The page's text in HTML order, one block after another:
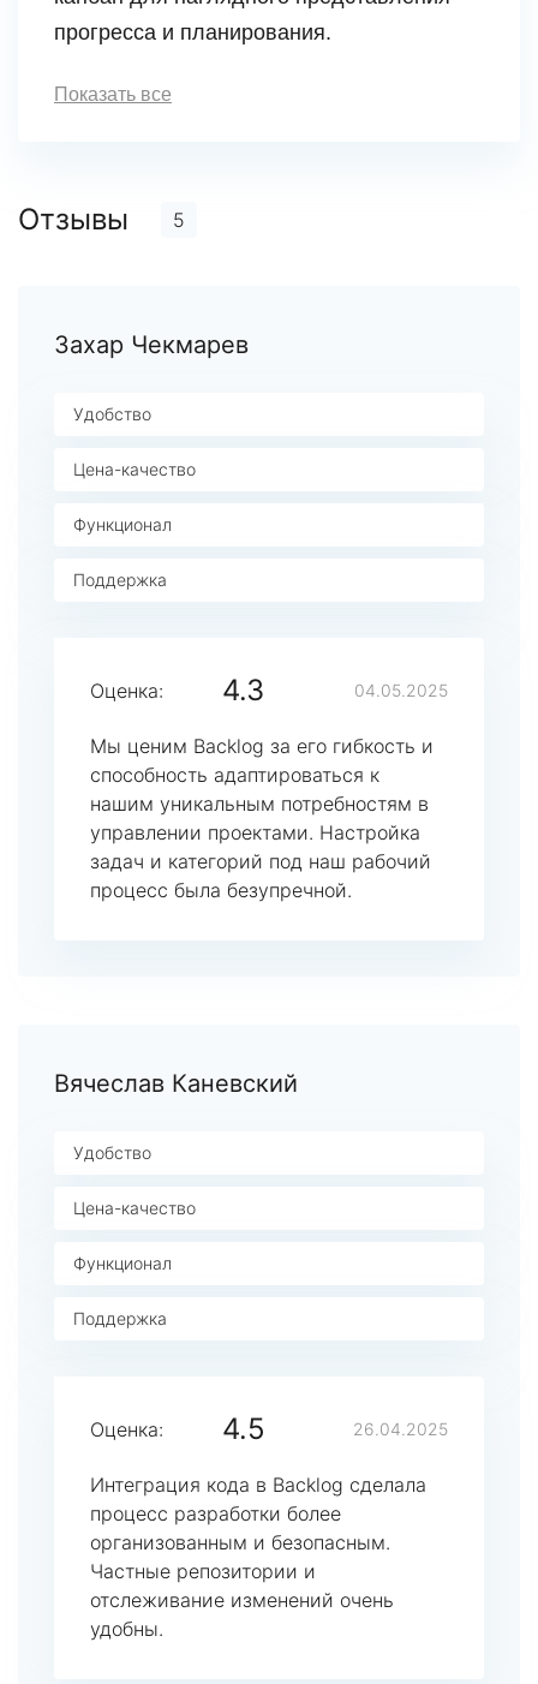
прогресса и планирования.
Показать все
Отзывы 5
Захар Чекмарев
Удобство
Цена-качество
Функционал
Поддержка
Оценка: 4.3 04.05.2025
Мы ценим Backlog за его гибкость и
способность адаптироваться к
нашим уникальным потребностям в
управлении проектами. Настройка
задач и категорий под наш рабочий
процесс была безупречной.
Вячеслав Каневский
Удобство
Цена-качество
Функционал
Поддержка
Оценка: 4.5 26.04.2025
Интеграция кода в Backlog сделала
процесс разработки более
организованным и безопасным.
Частные репозитории и
отслеживание изменений очень
удобны.